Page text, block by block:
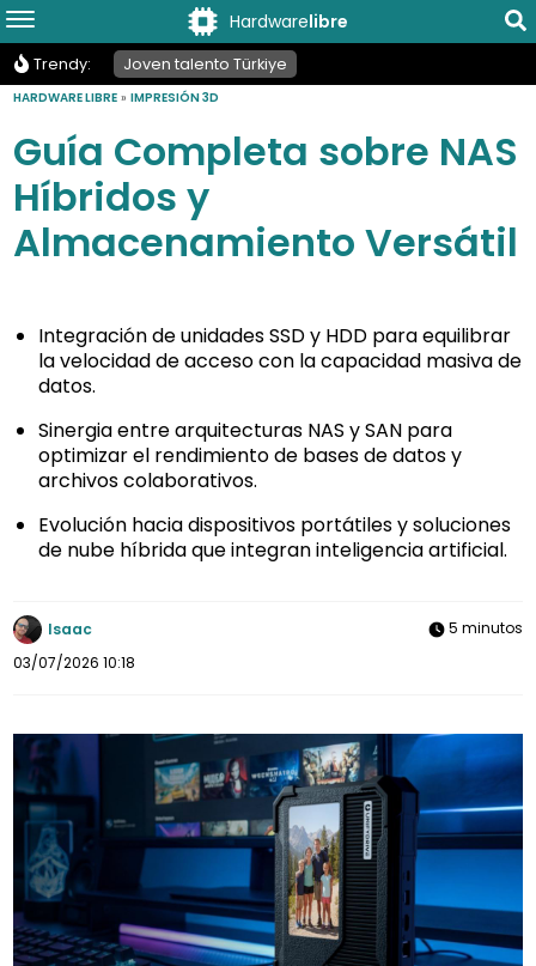
Hardwarelibre
Trendy: Joven talento Türkiye
HARDWARE LIBRE »IMPRESIÓN 3D
Guía Completa sobre NAS
Híbridos y
Almacenamiento Versátil
Integración de unidades SSD y HDD para equilibrar
la velocidad de acceso con la capacidad masiva de
datos.
Sinergia entre arquitecturas NAS y SAN para
optimizar el rendimiento de bases de datos y
archivos colaborativos.
Evolución hacia dispositivos portátiles y soluciones
de nube híbrida que integran inteligencia artificial.
Isaac
03/07/2026 10:18
5 minutos